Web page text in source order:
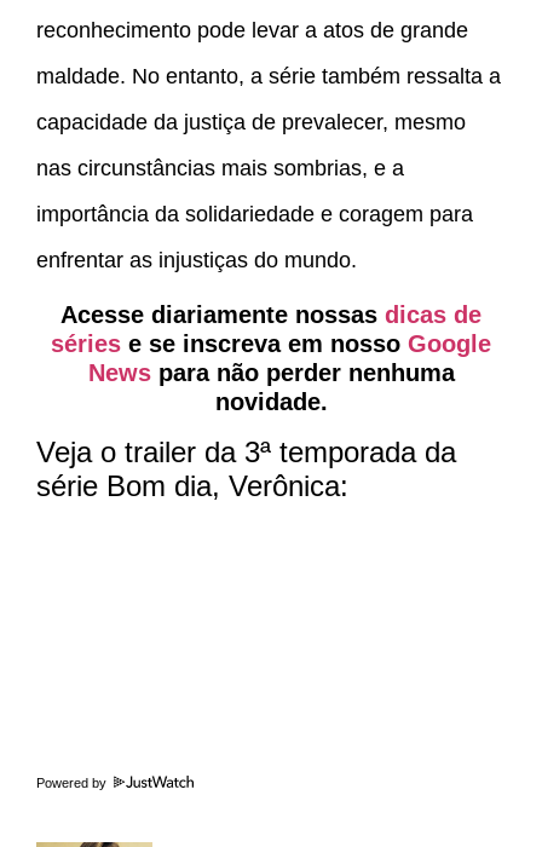
reconhecimento pode levar a atos de grande
maldade. No entanto, a série também ressalta a
capacidade da justiça de prevalecer, mesmo
nas circunstâncias mais sombrias, e a
importância da solidariedade e coragem para
enfrentar as injustiças do mundo.
Acesse diariamente nossas dicas de
séries e se inscreva em nosso Google
Newspara não perder nenhuma
novidade.
Veja o trailer da 3ª temporada da
série Bom dia, Verônica:
Powered by